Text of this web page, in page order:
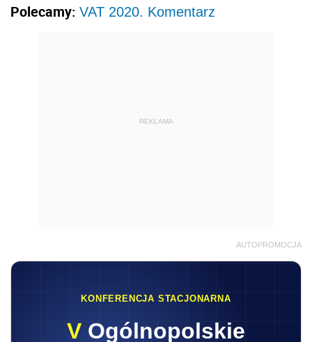
Polecamy: VAT 2020. Komentarz
REKLAMA
AUTOPROMOCJA
KONFERENCJA STACJONARNA
V Ogólnopolskie